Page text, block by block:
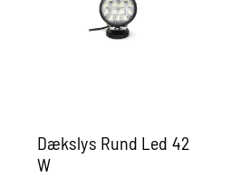
Dækslys Rund Led 42
W